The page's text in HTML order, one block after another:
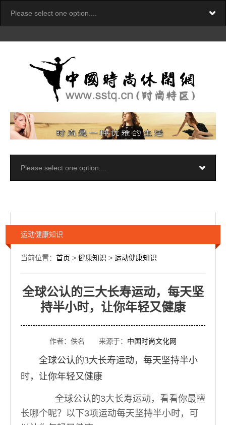
运动健康知识
当前位置： 首页 > 健康知识 > 运动健康知识
全球公认的三大长寿运动，每天坚
持半小时，让你年轻又健康
作者：佚名 来源于： 中国时尚文化网
全球公认的3大长寿运动，每天坚持半小
时，让你年轻又健康
全球公认的3大长寿运动，看看你最擅
长哪个呢？以下3项运动每天坚持半小时，可